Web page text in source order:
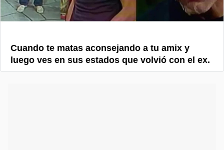
Cuando te matas aconsejando a tu amix y
luego ves en sus estados que volvió con el ex.